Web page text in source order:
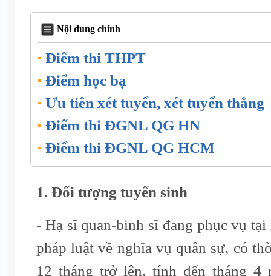
Nội dung chính
Điểm thi THPT
Điểm học bạ
Ưu tiên xét tuyển, xét tuyển thẳng
Điểm thi ĐGNL QG HN
Điểm thi ĐGNL QG HCM
1. Đối tượng tuyển sinh
- Hạ sĩ quan-binh sĩ đang phục vụ
pháp luật về nghĩa vụ quân sự, có
12 tháng trở lên, tính đến tháng 4